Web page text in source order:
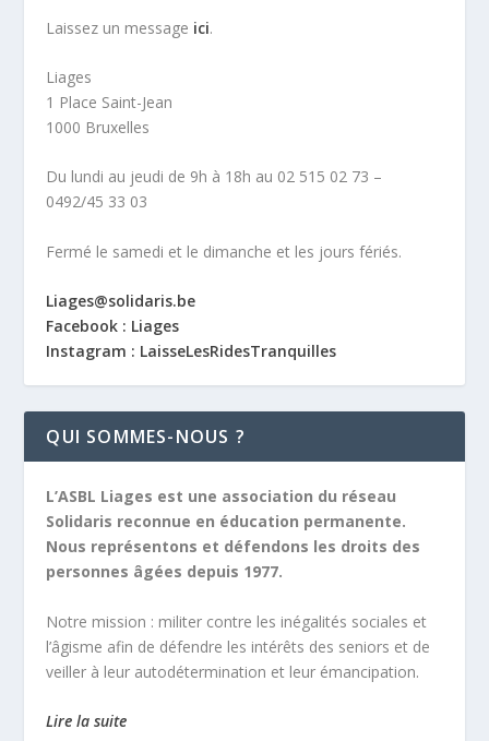
Laissez un message ici.
Liages
1 Place Saint-Jean
1000 Bruxelles
Du lundi au jeudi de 9h à 18h au 02 515 02 73 –
0492/45 33 03
Fermé le samedi et le dimanche et les jours fériés.
Liages@solidaris.be
Facebook : Liages
Instagram : LaisseLesRidesTranquilles
QUI SOMMES-NOUS ?
L’ASBL Liages est une association du réseau
Solidaris reconnue en éducation permanente.
Nous représentons et défendons les droits des
personnes âgées depuis 1977.
Notre mission : militer contre les inégalités sociales et
l’âgisme afin de défendre les intérêts des seniors et de
veiller à leur autodétermination et leur émancipation.
Lire la suite